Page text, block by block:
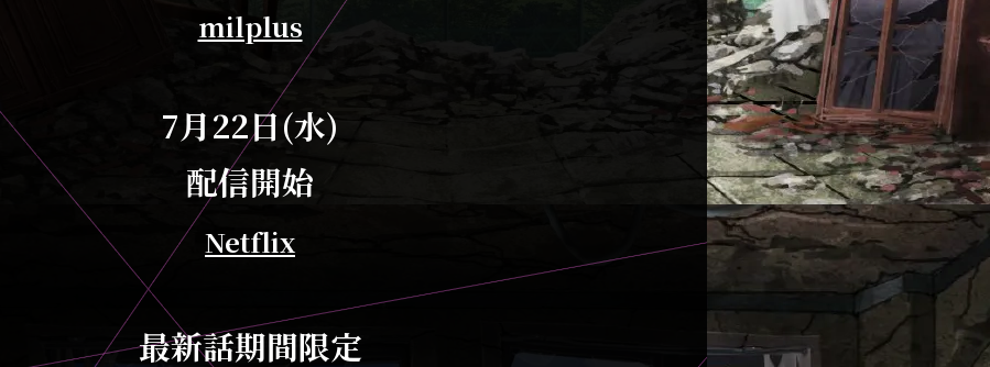
milplus
7月22日(水)
配信開始
Netflix
最新話期間限定